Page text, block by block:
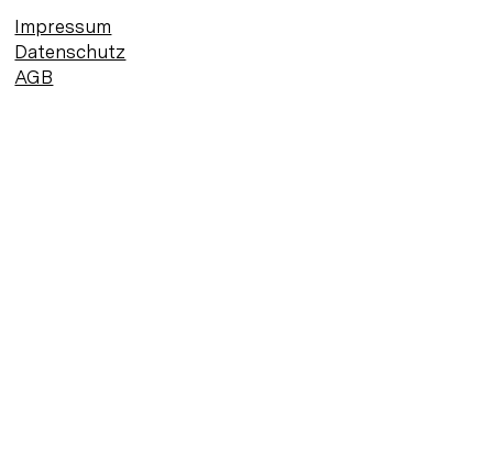
Impressum
Datenschutz
AGB